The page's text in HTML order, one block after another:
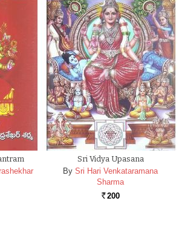
Sri Vidya Upasana
By Sri Hari Venkataramana
Sharma
Rs. 200